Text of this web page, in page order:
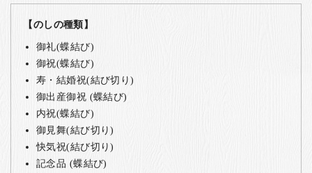
【のしの種類】
御礼(蝶結び)
御祝(蝶結び)
寿・結婚祝(結び切り)
御出産御祝 (蝶結び)
内祝(蝶結び)
御見舞(結び切り)
快気祝(結び切り)
記念品 (蝶結び)